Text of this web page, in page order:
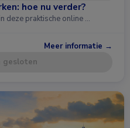
hoe nu verder?
deze praktische online …
Meer informatie →
gesloten